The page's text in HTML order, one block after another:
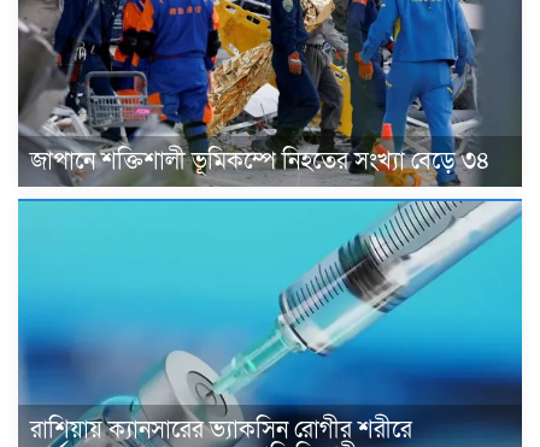
জাপানে শক্তিশালী ভূমিকম্পে নিহতের সংখ্যা বেড়ে ৩৪
রাশিয়ায় ক্যানসারের ভ্যাকসিন রোগীর শরীরে